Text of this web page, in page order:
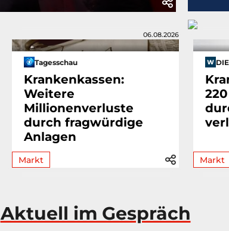
06.08.2026
Tagesschau
Krankenkassen:
Weitere
Millionenverluste
durch fragwürdige
Anlagen
Markt Markt
Aktuell im Gespräch